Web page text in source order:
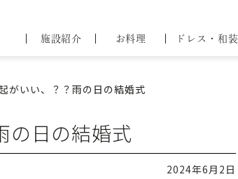
施設紹介 お料理 ドレス・和装
フェア
がいい、？？雨の日の結婚式
の日の結婚式
2024年6月2日